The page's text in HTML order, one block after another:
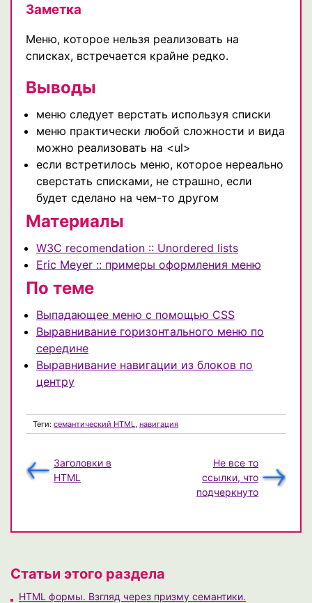
Заметка
Меню, которое нельзя реализовать на
списках, встречается крайне редко.
Выводы
меню следует верстать используя списки
меню практически любой сложности и вида
можно реализовать на <ul>
если встретилось меню, которое нереально
сверстать списками, не страшно, если
будет сделано на чем-то другом
Материалы
W3C recomendation :: Unordered lists
Eric Meyer :: примеры оформления меню
По теме
Выпадающее меню с помощью CSS
Выравнивание горизонтального меню по
середине
Выравнивание навигации из блоков по
центру
Теги: семантический HTML навигация
Не все то
ссылки, что
подчеркнуто
Заголовки в
HTML
Статьи этого раздела
HTML формы. Взгляд через призму семантики.